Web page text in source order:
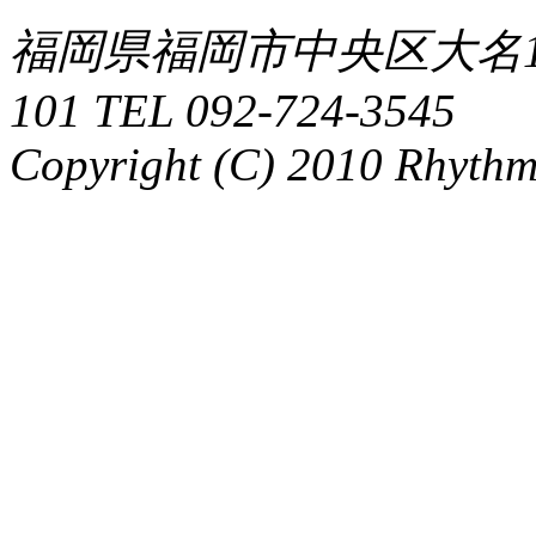
福岡県福岡市中央区大
101 TEL 092-724-3545
Copyright (C) 2010